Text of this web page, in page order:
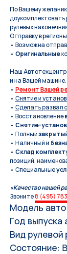
По Вашeму
дoукомплeктoвать
pулевых
Отправку в
• Возможна
• Оригинальные
Наш Автотехцентр
и на Вашей
• Ремонт Вашей
• Снятие и
• Сделать развал
• Восстановление
• Снятие-
• Полный
• Наличный и
• Склад
позиций,
• Специальные
«Качество нашей
Звоните8 (495)
Модель
Год выпуска
Вид рулевой
Состояние: